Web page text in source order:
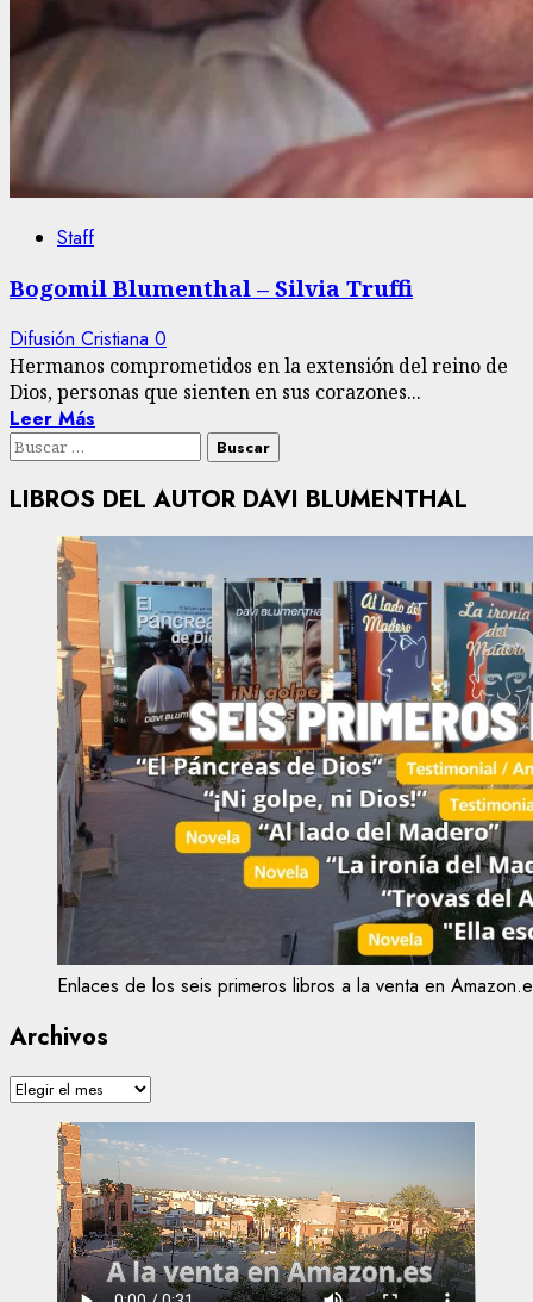
Staff
Bogomil Blumenthal – Silvia Truffi
Difusión Cristiana 0
Hermanos comprometidos en la extensión del reino de
Dios, personas que sienten en sus corazones...
Leer Más
Buscar:
LIBROS DEL AUTOR DAVI BLUMENTHAL
Enlaces de los seis primeros libros a la venta en
Archivos
Archivos